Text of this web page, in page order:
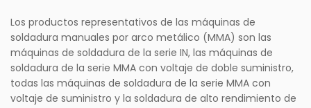
Los productos representativos de las máquinas de
soldadura manuales por arco metálico (MMA) son las
máquinas de soldadura de la serie IN, las máquinas de
soldadura de la serie MMA con voltaje de doble suministro,
todas las máquinas de soldadura de la serie MMA con
voltaje de suministro y la soldadura de alto rendimiento de